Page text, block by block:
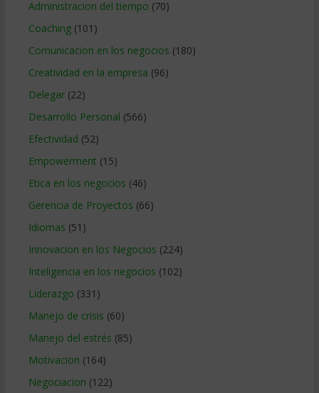
Administracion del tiempo (70)
Coaching(101)
Comunicacion en los negocios (180)
Creatividad en la empresa (96)
Delegar(22)
Desarrollo Personal (566)
Efectividad (52)
Empowerment (15)
Etica en los negocios (46)
Gerencia de Proyectos (66)
Idiomas (51)
Innovacion en los Negocios (224)
Inteligencia en los negocios (102)
Liderazgo (331)
Manejo de crisis (60)
Manejo del estrés (85)
Motivacion (164)
Negociacion (122)